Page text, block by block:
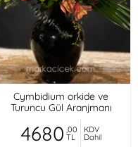
Cymbidium orkide ve
Turuncu Gül Aranjmanı
4680 ,00
TL
KDV
Dahil